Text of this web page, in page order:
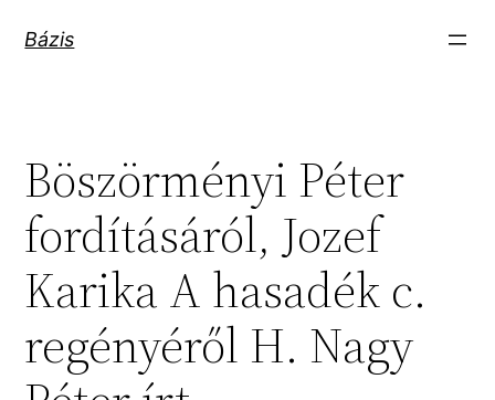
Bázis
Böszörményi Péter
fordításáról, Jozef
Karika A hasadék c.
regényéről H. Nagy